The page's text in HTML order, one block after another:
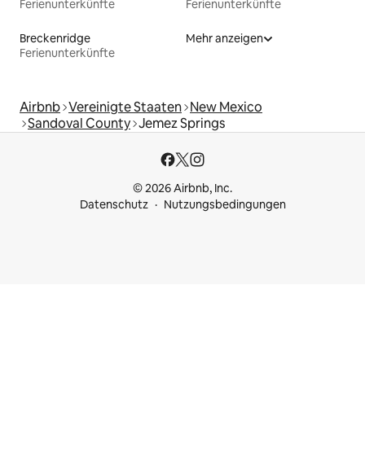
Ferienunterkünfte
Ferienunterkünfte
Breckenridge
Ferienunterkünfte
Mehr anzeigen
Airbnb Vereinigte Staaten New Mexico
Sandoval County Jemez Springs
© 2026 Airbnb, Inc.
Datenschutz
Nutzungsbedingungen